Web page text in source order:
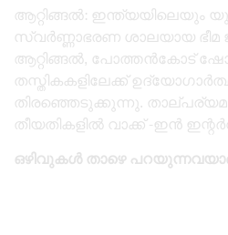
​ആറ്റിങ്ങൽ: ഇന്ത്യയിലെയും
സ്വർണ്ണാഭരണ ശാലയായ
ആറ്റിങ്ങൽ, പോത്തൻകോട്
തസ്തികകളിലേക്ക്
തിരഞ്ഞെടുക്കുന്നു.
തീയതികളിൽ വാക്ക് -ഇൻ
ഒഴിവുകൾ താഴെ